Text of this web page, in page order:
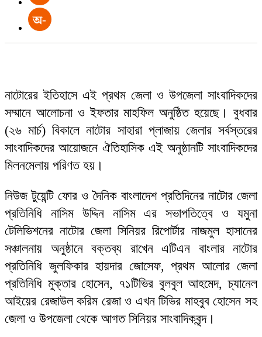
নাটোরের ইতিহাসে এই প্রথম জেলা ও উপজেলা সাংবাদিকদের
সম্মানে আলোচনা ও ইফতার মাহফিল অনুষ্ঠিত হয়েছে। বুধবার
(২৬ মার্চ) বিকালে নাটোর সাহারা প্লাজায় জেলার সর্বস্তরের
সাংবাদিকদের আয়োজনে ঐতিহাসিক এই অনুষ্ঠানটি সাংবাদিকদের
মিলনমেলায় পরিণত হয়।
নিউজ টুয়েন্টি ফোর ও দৈনিক বাংলাদেশ প্রতিদিনের নাটোর জেলা
প্রতিনিধি নাসিম উদ্দিন নাসিম এর সভাপতিত্বে ও যমুনা
টেলিভিশনের নাটোর জেলা সিনিয়র রিপোর্টার নাজমুল হাসানের
সঞ্চালনায় অনুষ্ঠানে বক্তব্য রাখেন এটিএন বাংলার নাটোর
প্রতিনিধি জুলফিকার হায়দার জোসেফ, প্রথম আলোর জেলা
প্রতিনিধি মুক্তার হোসেন, ৭১টিভির বুলবুল আহমেদ, চ্যানেল
আইয়ের রেজাউল করিম রেজা ও এখন টিভির মাহবুব হোসেন সহ
জেলা ও উপজেলা থেকে আগত সিনিয়র সাংবাদিকবৃন্দ।